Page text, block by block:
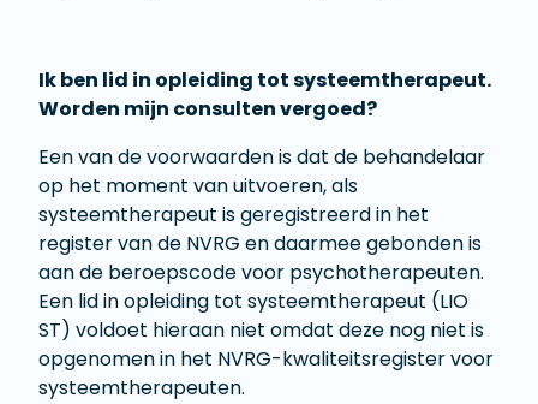
Ik ben lid in opleiding tot systeemtherapeut.
Worden mijn consulten vergoed?
Een van de voorwaarden is dat de behandelaar
op het moment van uitvoeren, als
systeemtherapeut is geregistreerd in het
register van de NVRG en daarmee gebonden is
aan de beroepscode voor psychotherapeuten.
Een lid in opleiding tot systeemtherapeut (LIO
ST) voldoet hieraan niet omdat deze nog niet is
opgenomen in het NVRG-kwaliteitsregister voor
systeemtherapeuten.